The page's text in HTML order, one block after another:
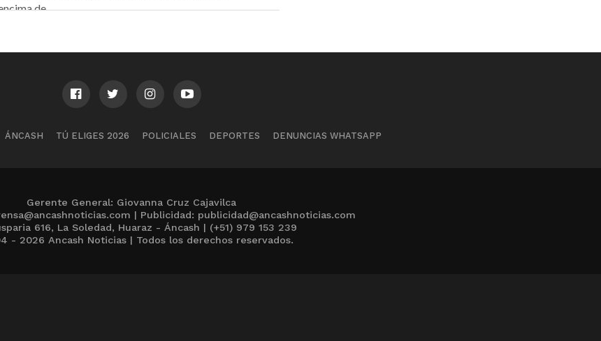
de...
ÁNCASH TÚ ELIGES 2026 POLICIALES DEPORTES DENUNCIAS WHATSAPP
Gerente General: Giovanna Cruz Cajavilca
| Publicidad: publicidad@ancashnoticias.com
616, La Soledad, Huaraz - Áncash | (+51) 979 153 239
- 2026 Ancash Noticias | Todos los derechos reservados.